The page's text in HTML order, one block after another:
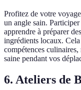
Profitez de votre
un angle sain.
apprendre à préparer
ingrédients locaux.
compétences
saine pendant vos
6. Ateliers de